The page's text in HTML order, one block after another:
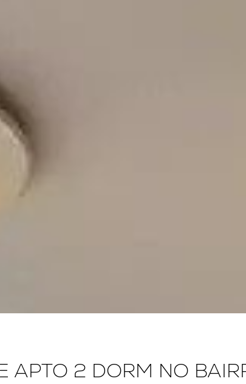
APTO 2 DORM NO